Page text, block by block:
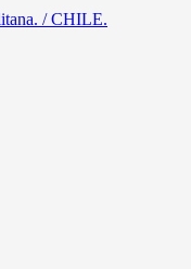
/ CHILE.